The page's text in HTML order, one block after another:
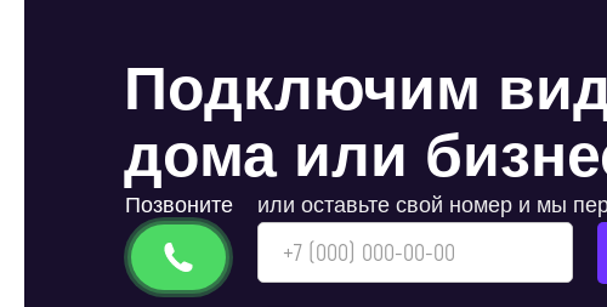
Подключим
дома или
Позвоните или оставьте свой номер и мы